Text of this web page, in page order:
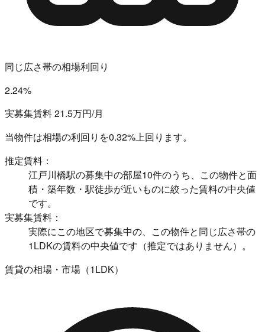
同じ広さ帯の相場利回り
2.24%
実募集賃料 21.5万円/月
当物件は相場の利回りを0.32%上回ります。
推定賃料：
江戸川橋駅の募集中の部屋10件のうち、この物件と面
積・築年数・駅徒歩が近いものに絞った賃料の中央値
です。
実募集賃料：
実際にこの地区で募集中の、この物件と同じ広さ帯の
1LDKの賃料の中央値です（推定ではありません）。
賃貸の相場・市場（1LDK）